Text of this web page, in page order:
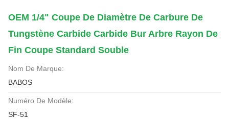
OEM 1/4" Coupe De Diamètre De Carbure De
Tungstène Carbide Carbide Bur Arbre Rayon De
Fin Coupe Standard Souble
Nom De Marque:
BABOS
Numéro De Modèle:
SF-51